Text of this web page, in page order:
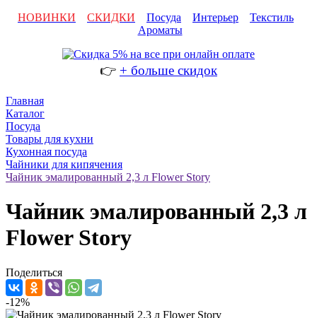
НОВИНКИ
СКИДКИ Посуда Интерьер
Текстиль
Ароматы
👉 + больше скидок
Главная
Каталог
Посуда
Товары для кухни
Кухонная посуда
Чайники для кипячения
Чайник эмалированный 2,3 л Flower Story
Чайник эмалированный 2,3 л
Flower Story
Поделиться
-12%